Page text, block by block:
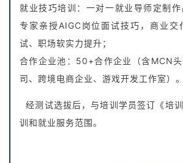
就业技巧培训：一对一就业导师定制
专家亲授AIGC岗位面试技巧，商业交
试、职场软实力提升；
合作企业池：50+合作企业（含MCN
司、跨境电商企业、游戏开发工作室）。
经测试选拔后，与培训学员签订《培
训和就业服务范围。